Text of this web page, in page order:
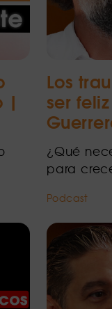
|
Los
ser
¿Qué
para
Podcast